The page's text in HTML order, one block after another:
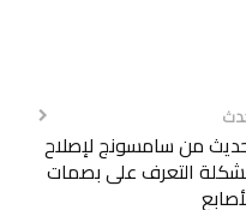
من سامسونج لإصلاح
التعرف على بصمات